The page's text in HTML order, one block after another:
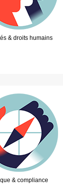
& droits humains
& compliance